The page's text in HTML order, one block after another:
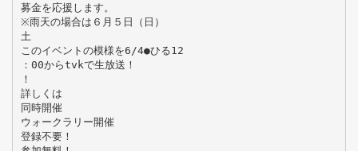
募金を応援します。
※雨天の場合は６月５日（日）
土
このイベントの模様を6/4●ひる12
：00からtvkで生放送！
！
詳しくは
同時開催
ウォークラリー開催
登録不要！